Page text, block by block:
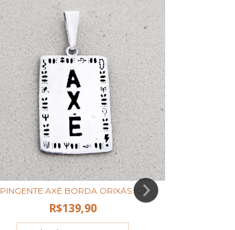
PINGENTE AXÉ BORDA ORIXÁS (G)
R$139,90